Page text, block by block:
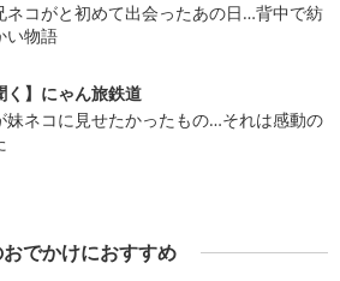
ネコがと初めて出会ったあの日…背中で紡
い物語
く】にゃん旅鉄道
妹ネコに見せたかったもの…それは感動の
でかけにおすすめ